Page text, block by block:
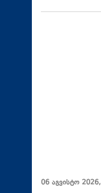
06 აგვისტო 2026,